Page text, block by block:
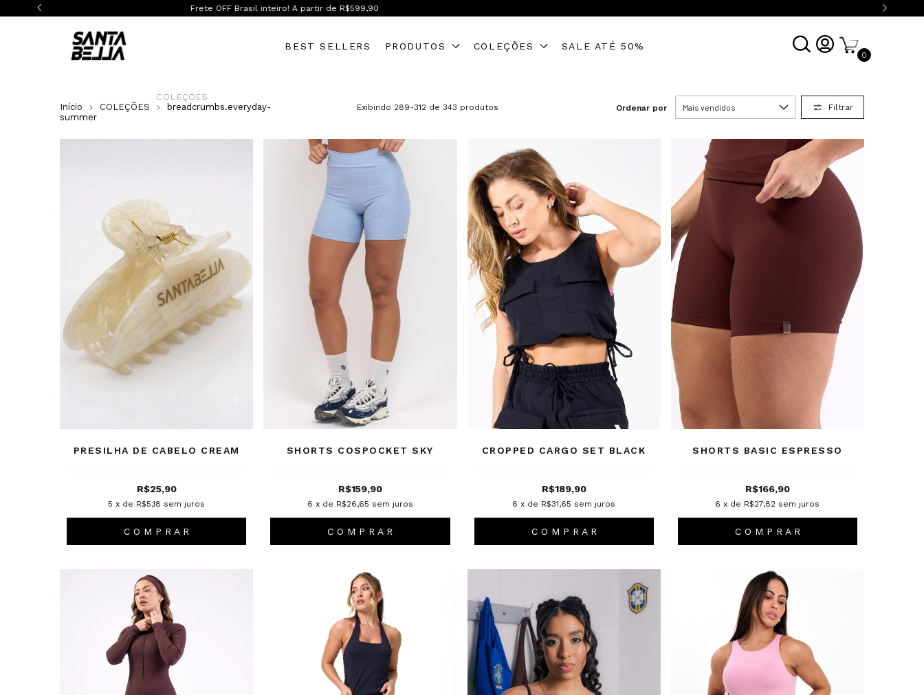
Frete OFF Sul/Sudeste em compras acima de R$399,90
BEST SELLERS PRODUTOS COLEÇÕES SALE ATÉ 50%
0
COLEÇÕES
Início COLEÇÕES
breadcrumbs.everyday-
summer
Exibindo 289-312 de 343 produtos Ordenar por Filtrar
PRESILHA DE CABELO CREAM
R$25,90
5 x de R$5,18 sem juros
C O M P R A R
SHORTS COSPOCKET SKY
R$159,90
6 x de R$26,65 sem juros
C O M P R A R
CROPPED CARGO SET BLACK
R$189,90
6 x de R$31,65 sem juros
C O M P R A R
SHORTS BASIC ESPRESSO
R$166,90
6 x de R$27,82 sem juros
C O M P R A R